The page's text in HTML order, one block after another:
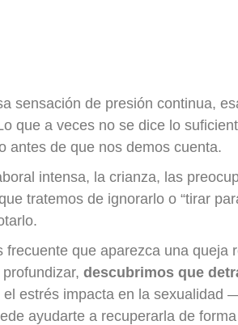
sensación de presión continua,
que a veces no se dice lo
antes de que nos demos cuenta.
intensa, la crianza, las
tratemos de ignorarlo o “tirar
frecuente que aparezca una
descubrimos que
el estrés impacta en la
ayudarte a recuperarla de